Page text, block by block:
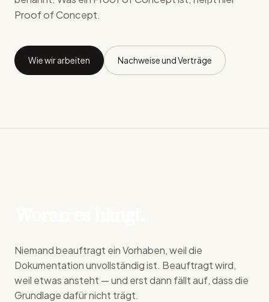
Proof of Concept.
Wie wir arbeiten Nachweise und Verträge
Niemand beauftragt ein Vorhaben, weil die
Dokumentation unvollständig ist. Beauftragt wird,
weil etwas ansteht — und erst dann fällt auf, dass die
Grundlage dafür nicht trägt.